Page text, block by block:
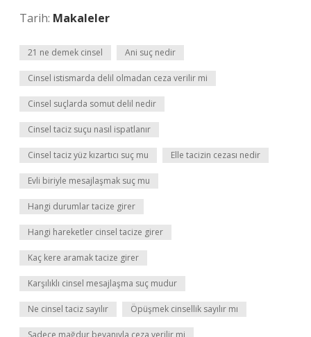
Tarih: Makaleler
21 ne demek cinsel Ani suç nedir
Cinsel istismarda delil olmadan ceza verilir mi
Cinsel suçlarda somut delil nedir
Cinsel taciz suçu nasıl ispatlanır
Cinsel taciz yüz kızartıcı suç mu Elle tacizin cezası nedir
Evli biriyle mesajlaşmak suç mu
Hangi durumlar tacize girer
Hangi hareketler cinsel tacize girer
Kaç kere aramak tacize girer
Karşılıklı cinsel mesajlaşma suç mudur
Ne cinsel taciz sayılır Öpüşmek cinsellik sayılır mı
Sadece mağdur beyanıyla ceza verilir mi